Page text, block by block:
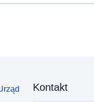
Kontakt